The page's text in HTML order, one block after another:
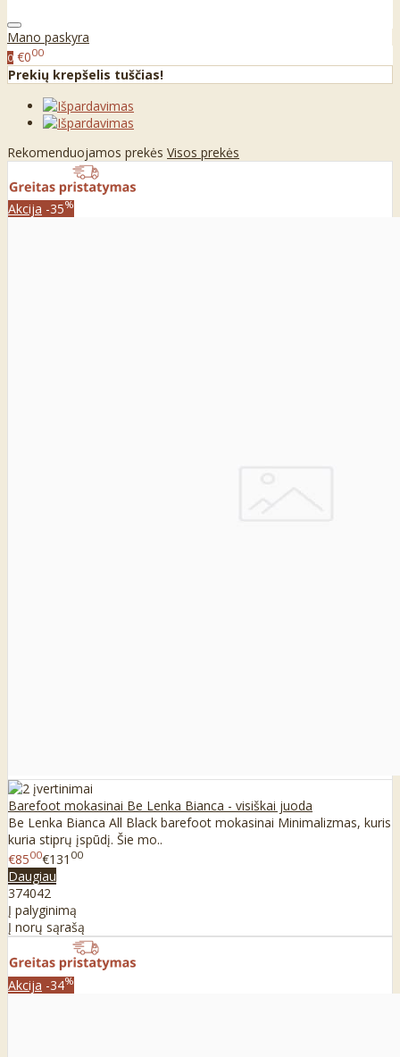
Mano paskyra
0 €000
Prekių krepšelis tuščias!
Rekomenduojamos prekės Visos prekės
Akcija -35%
Barefoot mokasinai Be Lenka Bianca - visiškai juoda
Be Lenka Bianca All Black barefoot mokasinai Minimalizmas, kuris
kuria stiprų įspūdį. Šie mo..
€8500€131 00
Daugiau
374042
Į palyginimą
Į norų sąrašą
Akcija -34%